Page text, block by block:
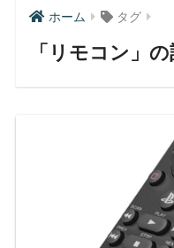
ホーム タグ
「リモコン」